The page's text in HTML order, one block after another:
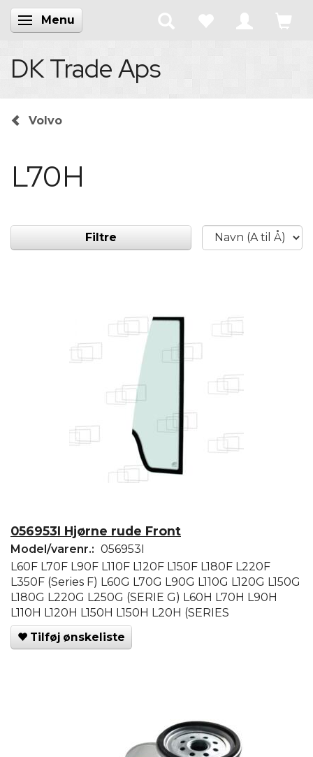
Skifte navigation
Menu
DK Trade Aps
Volvo
L70H
Filtre
056953I Hjørne rude Front
Model/varenr.: 056953I
L60F L70F L90F L110F L120F L150F L180F L220F
L350F (Series F) L60G L70G L90G L110G L120G L150G
L180G L220G L250G (SERIE G) L60H L70H L90H
L110H L120H L150H L150H L20H (SERIES
Tilføj ønskeliste